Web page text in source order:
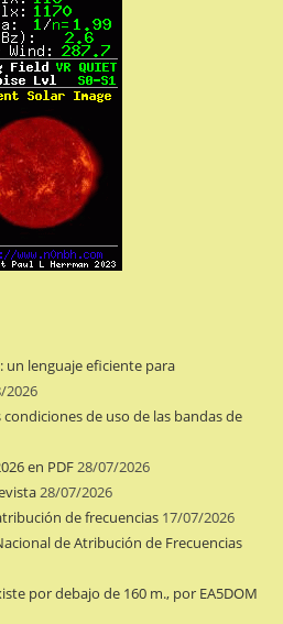
un lenguaje eficiente para
2026
condiciones de uso de las bandas de
en PDF 28/07/2026
28/07/2026
de frecuencias 17/07/2026
de Atribución de Frecuencias
por debajo de 160 m., por EA5DOM